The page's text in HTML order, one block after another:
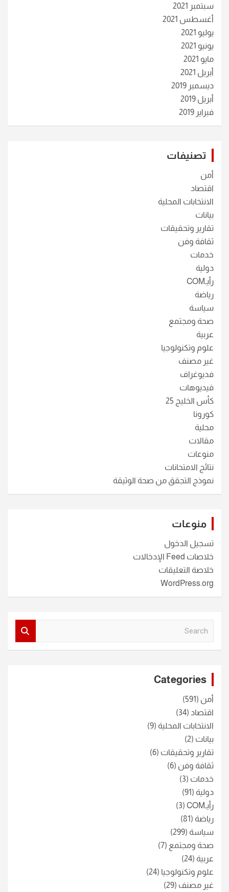
سبتمبر 2021
أغسطس 2021
يوليو 2021
يونيو 2021
مايو 2021
أبريل 2021
ديسمبر 2019
أبريل 2019
فبراير 2019
تصنيفات
أمن
اقتصاد
الانتخابات المحلية
بيانات
تقارير وتحقيقات
ثقافة وفن
خدمات
دولية
رأيـCOM
رياضة
سياسة
صحة ومجتمع
عربية
علوم وتكنولوجيا
غير مصنف
فديوغراف
فيديوهات
كأس الخليج 25
كورونا
محلية
مقالات
منوعات
نتائج الامتحانات
نموذج التجقق من صحة الوثيقة
منوعات
تسجيل الدخول
خلاصات Feed الإدخالات
خلاصة التعليقات
WordPress.org
Categories
أمن (591)
اقتصاد (34)
الانتخابات المحلية (9)
بيانات (2)
تقارير وتحقيقات (6)
ثقافة وفن (6)
خدمات (3)
دولية (91)
رأيـCOM
(3)
رياضة (81)
سياسة (299)
صحة ومجتمع (7)
عربية (24)
علوم وتكنولوجيا (24)
غير مصنف (29)